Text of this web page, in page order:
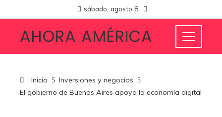
sábado, agosto 8
AHORA AMÉRICA
Inicio
Inversiones y negocios
El gobierno de Buenos Aires apoya la economía digital